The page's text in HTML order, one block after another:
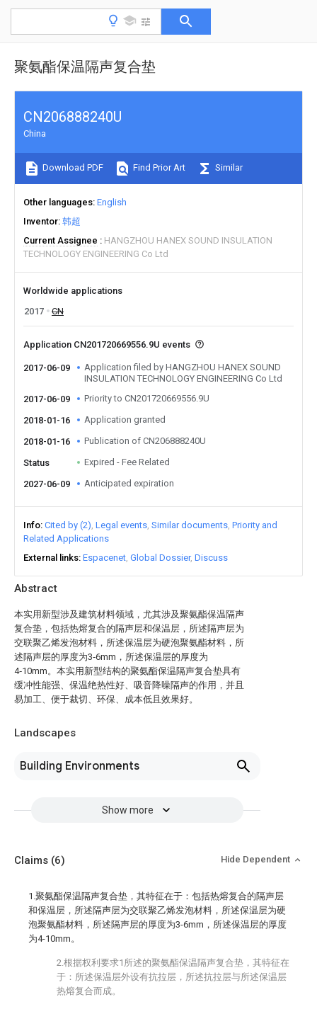
聚氨酯保温隔声复合垫
Abstract
本实用新型涉及建筑材料领域，尤其涉及聚氨酯保温隔声
复合垫，包括热熔复合的隔声层和保温层，所述隔声层为
交联聚乙烯发泡材料，所述保温层为硬泡聚氨酯材料，所
述隔声层的厚度为3‑6mm，所述保温层的厚度为
4‑10mm。本实用新型结构的聚氨酯保温隔声复合垫具有
缓冲性能强、保温绝热性好、吸音降噪隔声的作用，并且
易加工、便于裁切、环保、成本低且效果好。
Landscapes
Building Environments
Show more
CN206888240U
China
Download PDF Find Prior Art Similar
Other languages English
Inventor 韩超
Current Assignee
HANGZHOU HANEX SOUND INSULATION
TECHNOLOGY ENGINEERING Co Ltd
Worldwide applications
2017
CN
Application CN201720669556.9U events
2017-06-09
Application filed by HANGZHOU HANEX SOUND
INSULATION TECHNOLOGY ENGINEERING Co Ltd
2017-06-09
Priority to CN201720669556.9U
2018-01-16 Application granted
2018-01-16 Publication of CN206888240U
Status Expired - Fee Related
2027-06-09 Anticipated expiration
Info Cited by (2) Legal events Similar documents Priority and
Related Applications
External links Espacenet Global Dossier Discuss
Claims (6) Hide Dependent
1.聚氨酯保温隔声复合垫，其特征在于：包括热熔复合的隔声层
和保温层，所述隔声层为交联聚乙烯发泡材料，所述保温层为硬
泡聚氨酯材料，所述隔声层的厚度为3-6mm，所述保温层的厚度
为4-10mm。
2.根据权利要求1所述的聚氨酯保温隔声复合垫，其特征在
于：所述保温层外设有抗拉层，所述抗拉层与所述保温层
热熔复合而成。